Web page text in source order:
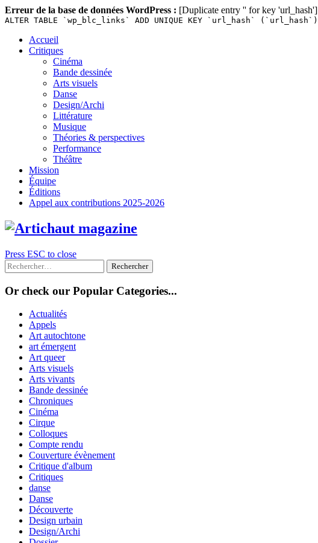
Erreur de la base de données WordPress : [Duplicate entry '' for key 'url_hash']
ALTER TABLE `wp_blc_links` ADD UNIQUE KEY `url_hash` (`url_hash`)
Skip
Accueil
Critiques
Cinéma
Bande dessinée
Arts visuels
Danse
Design/Archi
Littérature
Musique
Théories & perspectives
Performance
Théâtre
Mission
Équipe
Éditions
Appel aux contributions 2025-2026
Press ESC to close
Rechercher :
Or check our Popular Categories...
Actualités
Appels
Art autochtone
art émergent
Art queer
Arts visuels
Arts vivants
Bande dessinée
Chroniques
Cinéma
Cirque
Colloques
Compte rendu
Couverture évènement
Critique d'album
Critiques
danse
Danse
Découverte
Design urbain
Design/Archi